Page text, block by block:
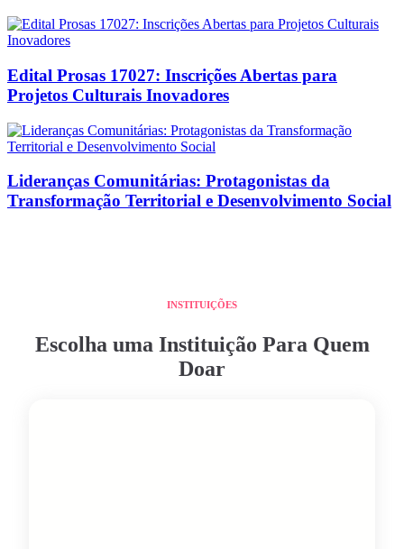
Edital Prosas 17027: Inscrições Abertas para
Projetos Culturais Inovadores
Lideranças Comunitárias: Protagonistas da
Transformação Territorial e Desenvolvimento Social
INSTITUIÇÕES
Escolha uma Instituição Para Quem
Doar